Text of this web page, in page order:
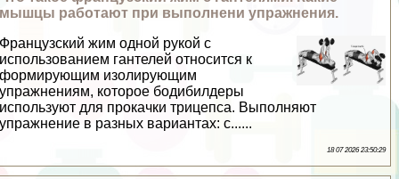
мышцы работают при выполнени упражнения.
Французский жим одной рукой с
использованием гантелей относится к
формирующим изолирующим
упражнениям, которое бодибилдеры
используют для прокачки трицепса. Выполняют
упражнение в разных вариантах: с......
18 07 2026 23:50:29